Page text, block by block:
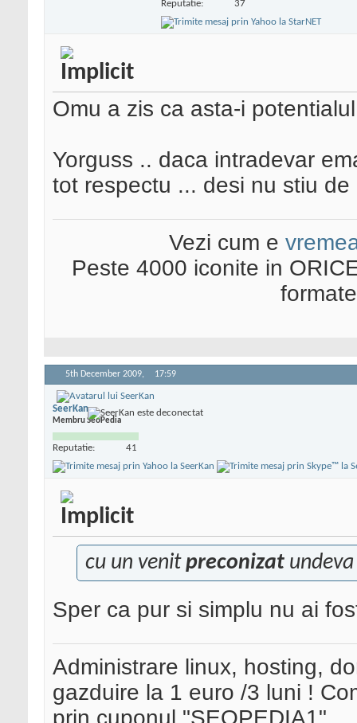
Reputatie: 37
Omu a zis ca asta-i
Yorguss .. daca intradevar
tot respectu ... desi nu stiu de
Vezi cum e
Peste 4000 iconite in
5th December 2009, 17:59
SeerKan
Membru SeoPedia
Reputatie: 41
cu un venitpreconizat
Sper ca pur si simplu nu ai
Administrare linux, hosting,
gazduire la 1 euro /3 luni !